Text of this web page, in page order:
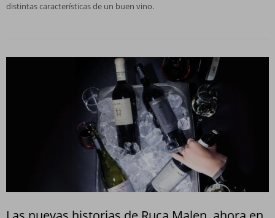
distintas características de un buen vino.